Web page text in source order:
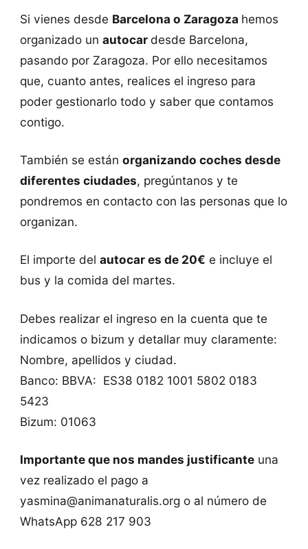
Si vienes desde Barcelona o Zaragoza hemos
organizado un autocardesde Barcelona,
pasando por Zaragoza. Por ello necesitamos
que, cuanto antes, realices el ingreso para
poder gestionarlo todo y saber que contamos
contigo.
También se están organizando coches desde
diferentes ciudades, pregúntanos y te
pondremos en contacto con las personas que lo
organizan.
El importe del autocar es de 20€ e incluye el
bus y la comida del martes.
Debes realizar el ingreso en la cuenta que te
indicamos o bizum y detallar muy claramente:
Nombre, apellidos y ciudad.
Banco: BBVA: ES38 0182 1001 5802 0183
5423
Bizum: 01063
Importante que nos mandes justificanteuna
vez realizado el pago a
yasmina@animanaturalis.org o al número de
WhatsApp 628 217 903